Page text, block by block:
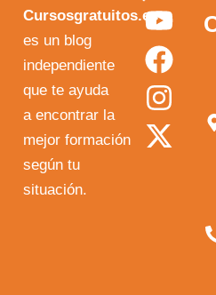
Cursosgratuitos.es
es un blog
independiente
que te ayuda
a encontrar la
mejor formación
según tu
situación.
Y
o
u
t
u
F
a
c
e
b
I
n
s
t
a
X
-
t
w
i